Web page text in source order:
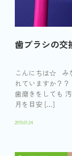
歯ブラシの交
こんにちは☆ み
れていますか？
歯磨きをしても
月を目安 […]
2019.01.24